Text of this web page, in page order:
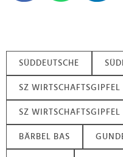
SÜDDEUTSCHE
SZ WIRTSCHAFTSGIPFEL
SZ
BÄRBEL BAS